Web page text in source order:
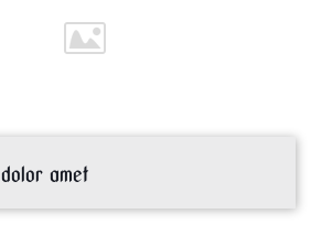
amet